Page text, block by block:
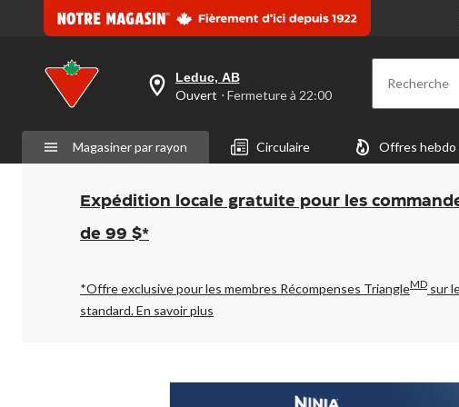
votre
est
Leduc,
AB,
Ouvert,
Fermeture
à
pour
changer
Leduc, AB
Ouvert ⋅ Fermeture à 22:00 Recherche
Magasiner par rayon Circulaire Offres hebdo
Expédition locale gratuite pour les
de 99 $*
*Offre exclusive pour les membres Récompenses TriangleMD sur
standard.En savoir plus